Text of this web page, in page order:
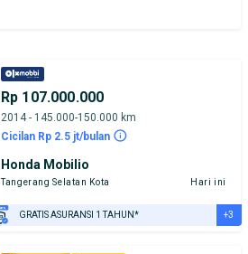
Rp 107.000.000
2014 - 145.000-150.000 km
Cicilan Rp 2.5 jt/bulan
Honda Mobilio
Tangerang Selatan Kota Hari ini
GRATIS ASURANSI 1 TAHUN* +3